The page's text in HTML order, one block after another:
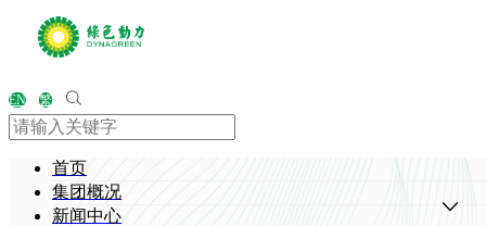
EN 繁
首页
集团概况
新闻中心